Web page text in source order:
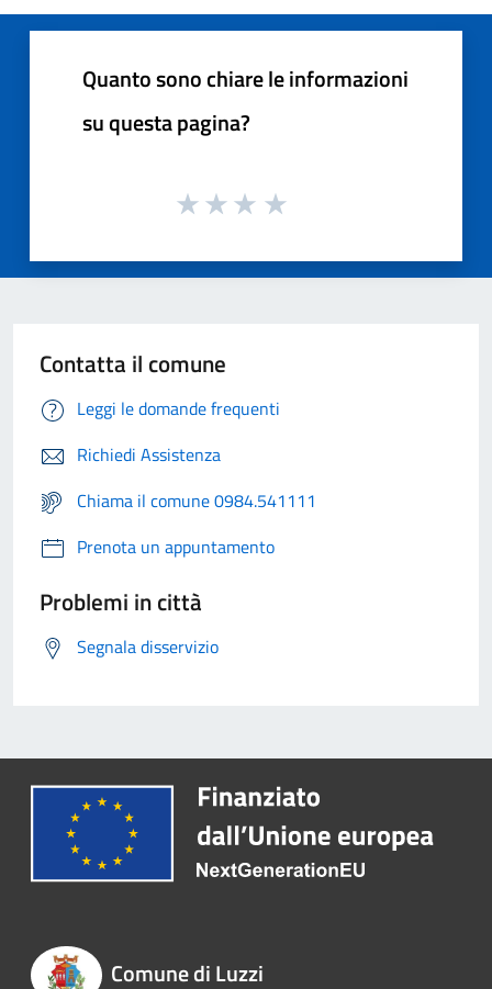
Quanto sono chiare le informazioni
su questa pagina?
Contatta il comune
Leggi le domande frequenti
Richiedi Assistenza
Chiama il comune 0984.541111
Prenota un appuntamento
Problemi in città
Segnala disservizio
Comune di Luzzi